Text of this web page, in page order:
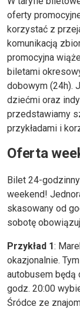
oferty
korzystać z
komunikacją
promocyjna
biletami
dobowym (24h).
dziećmi oraz
przedstawiamy
przykładami i
Oferta
Bilet 24-
weekend!
skasowany od
sobotę
Przykład 1:
okazjonalnie.
autobusem będą
godz. 20:00
Śródce ze